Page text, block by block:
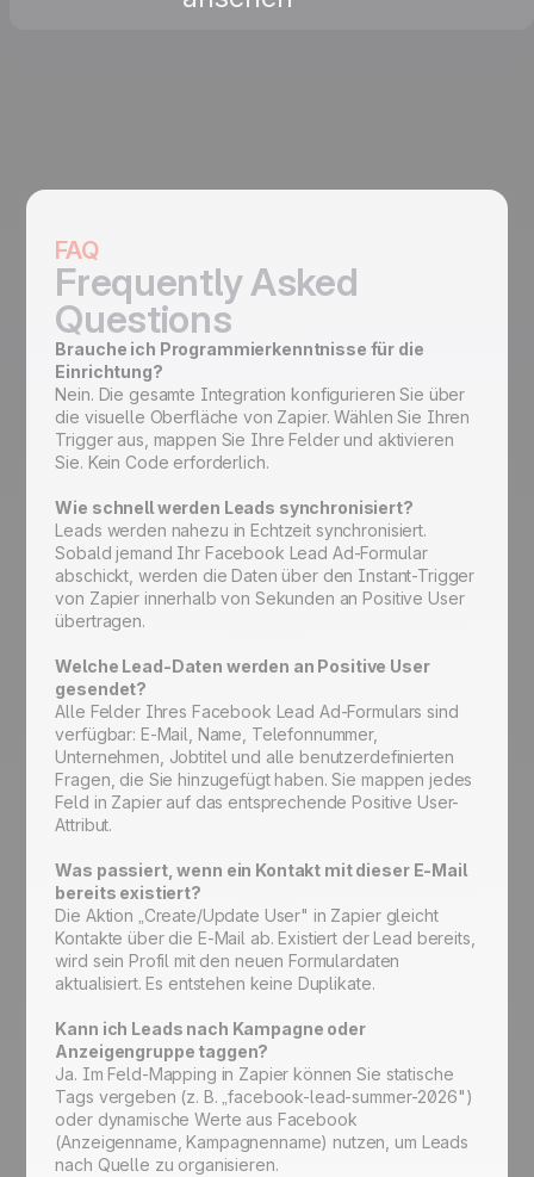
FAQ
Frequently Asked
Questions
Brauche ich Programmierkenntnisse für die
Einrichtung?
Nein. Die gesamte Integration konfigurieren Sie über
die visuelle Oberfläche von Zapier. Wählen Sie Ihren
Trigger aus, mappen Sie Ihre Felder und aktivieren
Sie. Kein Code erforderlich.
Wie schnell werden Leads synchronisiert?
Leads werden nahezu in Echtzeit synchronisiert.
Sobald jemand Ihr Facebook Lead Ad-Formular
abschickt, werden die Daten über den Instant-Trigger
von Zapier innerhalb von Sekunden an Positive User
übertragen.
Welche Lead-Daten werden an Positive User
gesendet?
Alle Felder Ihres Facebook Lead Ad-Formulars sind
verfügbar: E-Mail, Name, Telefonnummer,
Unternehmen, Jobtitel und alle benutzerdefinierten
Fragen, die Sie hinzugefügt haben. Sie mappen jedes
Feld in Zapier auf das entsprechende Positive User-
Attribut.
Was passiert, wenn ein Kontakt mit dieser E-Mail
bereits existiert?
Die Aktion „Create/Update User" in Zapier gleicht
Kontakte über die E-Mail ab. Existiert der Lead bereits,
wird sein Profil mit den neuen Formulardaten
aktualisiert. Es entstehen keine Duplikate.
Kann ich Leads nach Kampagne oder
Anzeigengruppe taggen?
Ja. Im Feld-Mapping in Zapier können Sie statische
Tags vergeben (z. B. „facebook-lead-summer-2026")
oder dynamische Werte aus Facebook
(Anzeigenname, Kampagnenname) nutzen, um Leads
nach Quelle zu organisieren.